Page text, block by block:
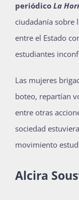
periódico La
ciudadanía sobre
entre el Estado
estudiantes
Las mujeres
boteo, repartían
entre otras
sociedad
movimiento
Alcira